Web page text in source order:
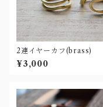
2連イヤーカフ(brass)
¥3,000